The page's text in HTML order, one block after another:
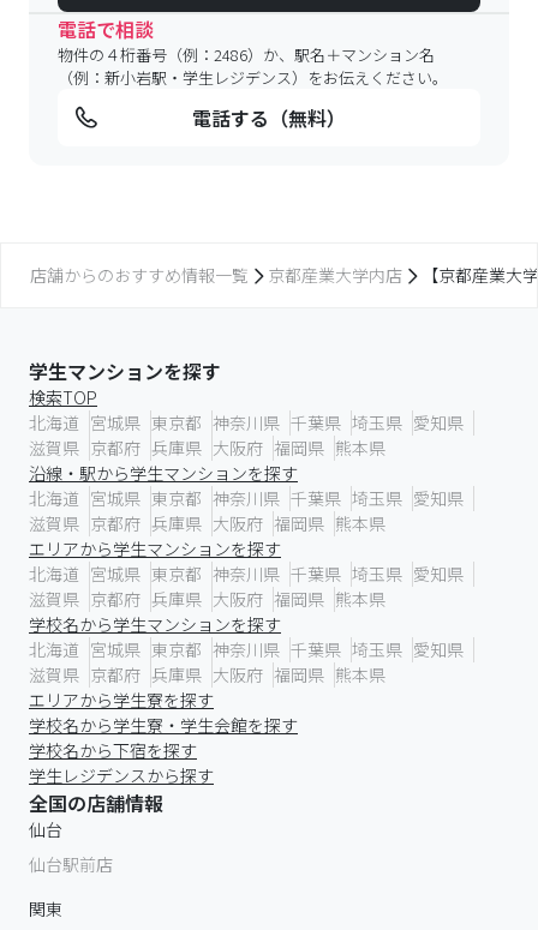
電話で相談
物件の４桁番号（例：2486）か、駅名＋マンション名
（例：新小岩駅・学生レジデンス）をお伝えください。
電話する（無料）
店舗からのおすすめ情報一覧 京都産業大学内店 【京都産業大
学生マンションを探す
検索TOP
北海道 宮城県 東京都 神奈川県 千葉県 埼玉県 愛知県
滋賀県 京都府 兵庫県 大阪府 福岡県 熊本県
沿線・駅から学生マンションを探す
北海道 宮城県 東京都 神奈川県 千葉県 埼玉県 愛知県
滋賀県 京都府 兵庫県 大阪府 福岡県 熊本県
エリアから学生マンションを探す
北海道 宮城県 東京都 神奈川県 千葉県 埼玉県 愛知県
滋賀県 京都府 兵庫県 大阪府 福岡県 熊本県
学校名から学生マンションを探す
北海道 宮城県 東京都 神奈川県 千葉県 埼玉県 愛知県
滋賀県 京都府 兵庫県 大阪府 福岡県 熊本県
エリアから学生寮を探す
学校名から学生寮・学生会館を探す
学校名から下宿を探す
学生レジデンスから探す
全国の店舗情報
仙台
仙台駅前店
関東